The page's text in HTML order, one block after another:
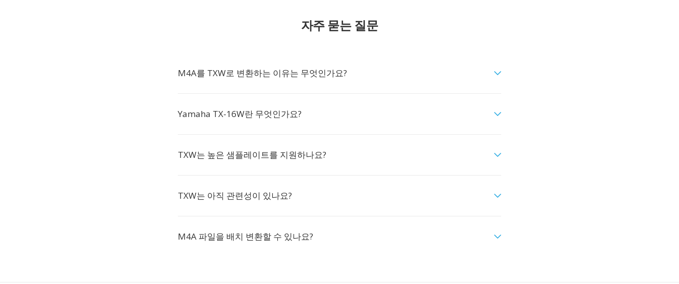
자주 묻는 질문
M4A를 TXW로 변환하는 이유는 무엇인가요?
Yamaha TX-16W란 무엇인가요?
TXW는 높은 샘플레이트를 지원하나요?
TXW는 아직 관련성이 있나요?
M4A 파일을 배치 변환할 수 있나요?